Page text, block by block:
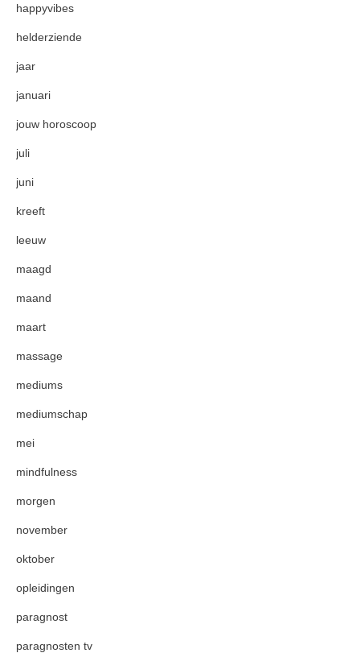
happyvibes
helderziende
jaar
januari
jouw horoscoop
juli
juni
kreeft
leeuw
maagd
maand
maart
massage
mediums
mediumschap
mei
mindfulness
morgen
november
oktober
opleidingen
paragnost
paragnosten tv